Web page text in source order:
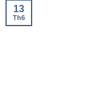
13
Th6